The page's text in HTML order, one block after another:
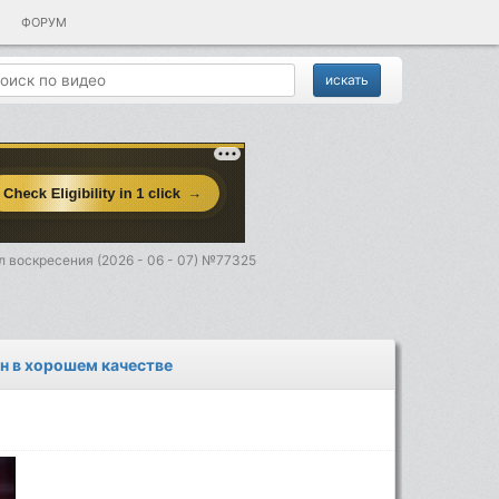
ФОРУМ
воскресения (2026 - 06 - 07) №77325
в хорошем качестве